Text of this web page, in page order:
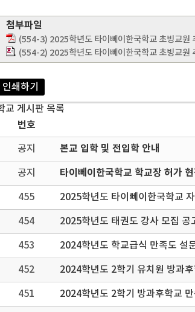
첨부파일
(554-3) 2025학년도 타이뻬이한국학교 초빙교원
(554-2) 2025학년도 타이뻬이한국학교 초빙교원
인쇄하기
교 게시판 목록
번호
공지 본교 입학 및 전입학 안내
공지 타이뻬이한국학교 학교장 허가
455 2025학년도 타이뻬이한국학교
454 2025학년도 태권도 강사 모집 공
453 2024학년도 학교급식 만족도 설
452 2024학년도 2학기 유치원 방과
451 2024학년도 2학기 방과후학교